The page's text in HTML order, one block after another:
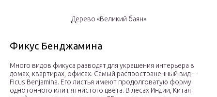
Дерево «Великий баян»
Фикус Бенджамина
Много видов фикуса разводят для украшения интерьера в
домах, квартирах, офисах. Самый распространенный вид –
Ficus Benjamina. Его листья имеют продолговатую форму
однотонного или пятнистого цвета. В лесах Индии, Китая